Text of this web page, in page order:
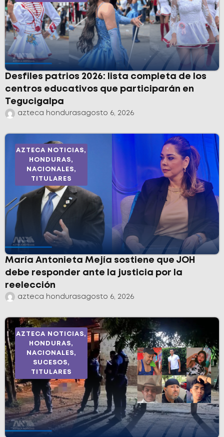
Desfiles patrios 2026: lista completa de los
centros educativos que participarán en
Tegucigalpa
azteca hondurasagosto 6, 2026
AZTECA NOTICIAS,
HONDURAS,
NACIONALES,
TITULARES
María Antonieta Mejía sostiene que JOH
debe responder ante la justicia por la
reelección
azteca hondurasagosto 6, 2026
AZTECA NOTICIAS,
HONDURAS,
NACIONALES,
SUCESOS,
TITULARES